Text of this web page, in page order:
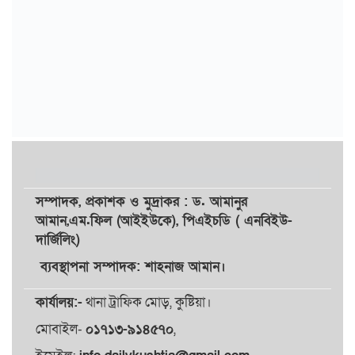
সম্পাদক, প্রকাশকওমুদ্রাকর: ড. আমানুর
আমান,এম.ফিল (আইইউকে), পিএইচডি ( এনবিইউ-
দার্জিলিং)
ব্যবস্থাপনা সম্পাদক: শাহনাজ আমান।
কার্যালয়:-থানা ট্রাফিক মোড়, কুষ্টিয়া।
মোবাইল- ০১৭১৩-৯১৪৫৭০,